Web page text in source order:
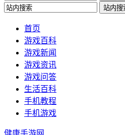
站内搜
首页
游戏百科
游戏新闻
游戏资讯
游戏问答
生活百科
手机教程
手机游戏
健康手游网